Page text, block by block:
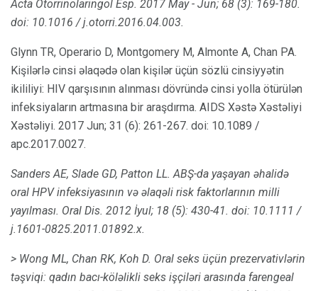
Acta Otorrinolaringol Esp. 2017 May - Jun; 68 (3): 169-180.
doi: 10.1016 / j.otorri.2016.04.003.
Glynn TR, Operario D, Montgomery M, Almonte A, Chan PA.
Kişilərlə cinsi əlaqədə olan kişilər üçün sözlü cinsiyyətin
ikililiyi: HIV qarşısının alınması dövründə cinsi yolla ötürülən
infeksiyaların artmasına bir araşdırma. AIDS Xəstə Xəstəliyi
Xəstəliyi. 2017 Jun; 31 (6): 261-267. doi: 10.1089 /
apc.2017.0027.
Sanders AE, Slade GD, Patton LL. ABŞ-da yaşayan əhalidə
oral HPV infeksiyasının və əlaqəli risk faktorlarının milli
yayılması. Oral Dis. 2012 İyul; 18 (5): 430-41. doi: 10.1111 /
j.1601-0825.2011.01892.x.
> Wong ML, Chan RK, Koh D. Oral seks üçün prezervativlərin
təşviqi: qadın bacı-köləlikli seks işçiləri arasında farengeal